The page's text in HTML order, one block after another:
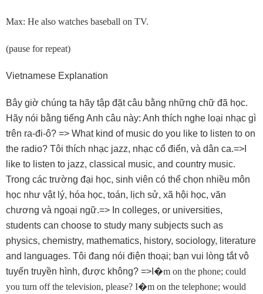
Max: He also watches baseball on TV.
(pause for repeat)
Vietnamese Explanation
Bây giờ chúng ta hãy tập đặt câu bằng những chữ đã học.
Hãy nói bằng tiếng Anh câu này: Anh thích nghe loại nhạc gì
trên ra-đi-ô? => What kind of music do you like to listen to on
the radio? Tôi thích nhạc jazz, nhạc cổ điển, và dân ca.=>I
like to listen to jazz, classical music, and country music.
Trong các trường đại học, sinh viên có thể chọn nhiều môn
học như vật lý, hóa học, toán, lịch sử, xã hội học, văn
chương và ngoại ngữ.=> In colleges, or universities,
students can choose to study many subjects such as
physics, chemistry, mathematics, history, sociology, literature
and languages. Tôi đang nói điện thoại; bạn vui lòng tắt vô
tuyến truyền hình, được không? =>I �m on the phone; could
you turn off the television, please? I�m on the telephone; would